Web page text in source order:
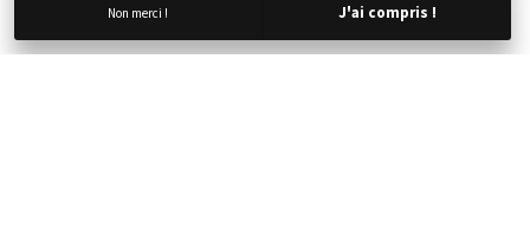
Non merci ! J'ai compris !